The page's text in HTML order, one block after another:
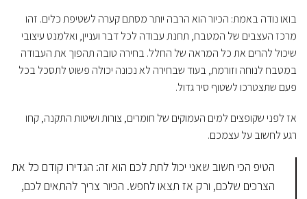
בואו נודה באמת: הכיור הוא הרבה יותר מסתם קערה לשטיפת כלים. זהו
מרכז העצבים של המטבח, תחנת עבודה לכל דבר ועניין, ואלמנט עיצובי
שיכול להרים את כל המראה של החלל. בחירה טובה תהפוך את העבודה
במטבח לנוחה וזורמת, בעוד שבחירה לא נכונה יכולה פשוט לתסכל בכל
פעם שתצטרכו לשטוף סיר גדול.
אז לפני שקופצים למים העמוקים של חומרים, צורות ושיטות התקנה, קחו
רגע לחשוב על עצמכם.
הטיפ הכי חשוב שאני יכול לתת לכם הוא זה: הגדירו קודם כל את
הצרכים שלכם, ורק אז תצאו לחפש. הכיור צריך להתאים לכם,